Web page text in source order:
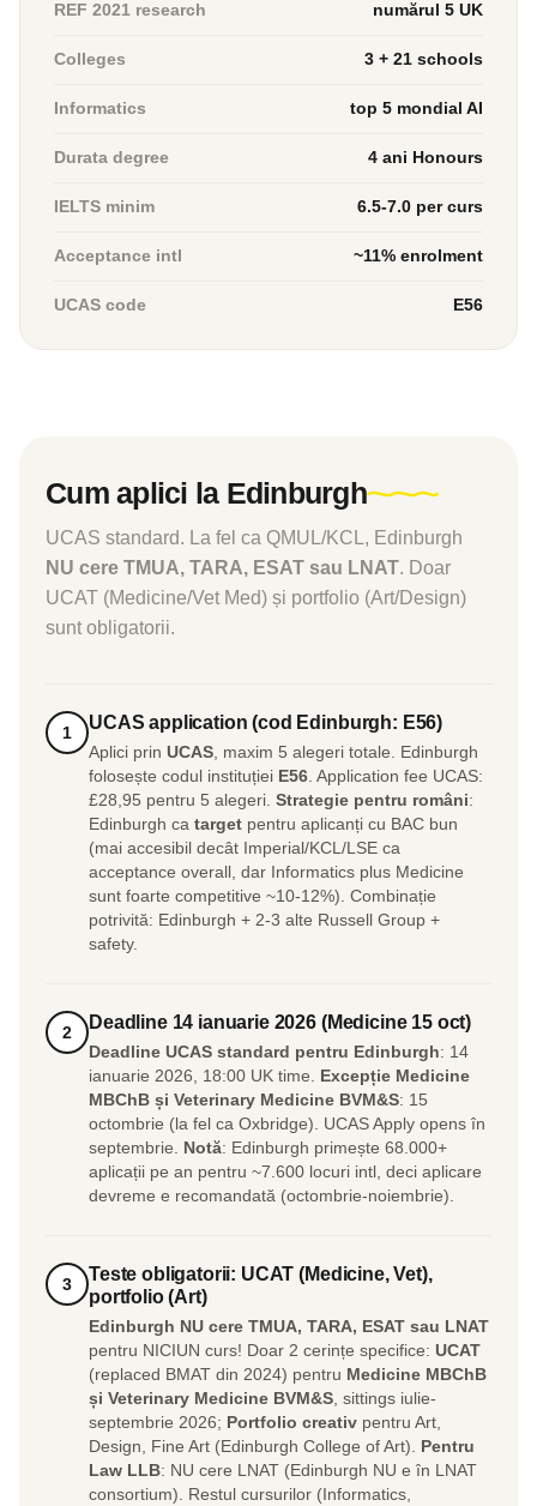
REF 2021 research numărul 5 UK
Colleges 3 + 21 schools
Informatics top 5 mondial AI
Durata degree 4 ani Honours
IELTS minim 6.5-7.0 per curs
Acceptance intl ~11% enrolment
UCAS code E56
Cum aplici la Edinburgh
UCAS standard. La fel ca QMUL/KCL, Edinburgh
NU cere TMUA, TARA, ESAT sau LNAT. Doar
UCAT (Medicine/Vet Med) și portfolio (Art/Design)
sunt obligatorii.
1 UCAS application (cod Edinburgh: E56)
Aplici prin UCAS, maxim 5 alegeri totale. Edinburgh
folosește codul instituției E56. Application fee UCAS:
£28,95 pentru 5 alegeri. Strategie pentru români:
Edinburgh ca target pentru aplicanți cu BAC bun
(mai accesibil decât Imperial/KCL/LSE ca
acceptance overall, dar Informatics plus Medicine
sunt foarte competitive ~10-12%). Combinație
potrivită: Edinburgh + 2-3 alte Russell Group +
safety.
2 Deadline 14 ianuarie 2026 (Medicine 15 oct)
Deadline UCAS standard pentru Edinburgh: 14
ianuarie 2026, 18:00 UK time. Excepție Medicine
MBChB și Veterinary Medicine BVM&S: 15
octombrie (la fel ca Oxbridge). UCAS Apply opens în
septembrie. Notă: Edinburgh primește 68.000+
aplicații pe an pentru ~7.600 locuri intl, deci aplicare
devreme e recomandată (octombrie-noiembrie).
3
Teste obligatorii: UCAT (Medicine, Vet),
portfolio (Art)
Edinburgh NU cere TMUA, TARA, ESAT sau LNAT
pentru NICIUN curs! Doar 2 cerințe specifice: UCAT
(replaced BMAT din 2024) pentru Medicine MBChB
și Veterinary Medicine BVM&S, sittings iulie-
septembrie 2026; Portfolio creativ pentru Art,
Design, Fine Art (Edinburgh College of Art). Pentru
Law LLB: NU cere LNAT (Edinburgh NU e în LNAT
consortium). Restul cursurilor (Informatics,